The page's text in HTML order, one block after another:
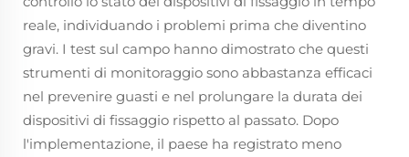
reale, individuando i problemi prima che diventino
gravi. I test sul campo hanno dimostrato che questi
strumenti di monitoraggio sono abbastanza efficaci
nel prevenire guasti e nel prolungare la durata dei
dispositivi di fissaggio rispetto al passato. Dopo
l'implementazione, il paese ha registrato meno